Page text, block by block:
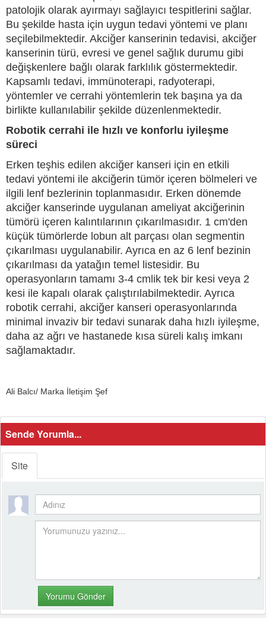
patolojik olarak ayırmayı sağlayıcı tespitlerini sağlar.
Bu şekilde hasta için uygun tedavi yöntemi ve planı
seçilebilmektedir. Akciğer kanserinin tedavisi, akciğer
kanserinin türü, evresi ve genel sağlık durumu gibi
değişkenlere bağlı olarak farklılık göstermektedir.
Kapsamlı tedavi, immünoterapi, radyoterapi,
yöntemler ve cerrahi yöntemlerin tek başına ya da
birlikte kullanılabilir şekilde düzenlenmektedir.
Robotik cerrahi ile hızlı ve konforlu iyileşme
süreci
Erken teşhis edilen akciğer kanseri için en etkili
tedavi yöntemi ile akciğerin tümör içeren bölmeleri ve
ilgili lenf bezlerinin toplanmasıdır. Erken dönemde
akciğer kanserinde uygulanan ameliyat akciğerinin
tümörü içeren kalıntılarının çıkarılmasıdır. 1 cm'den
küçük tümörlerde lobun alt parçası olan segmentin
çıkarılması uygulanabilir. Ayrıca en az 6 lenf bezinin
çıkarılması da yatağın temel listesidir. Bu
operasyonların tamamı 3-4 cmlik tek bir kesi veya 2
kesi ile kapalı olarak çalıştırılabilmektedir. Ayrıca
robotik cerrahi, akciğer kanseri operasyonlarında
minimal invaziv bir tedavi sunarak daha hızlı iyileşme,
daha az ağrı ve hastanede kısa süreli kalış imkanı
sağlamaktadır.
Ali Balcı/ Marka İletişim Şef
Sende Yorumla...
Site